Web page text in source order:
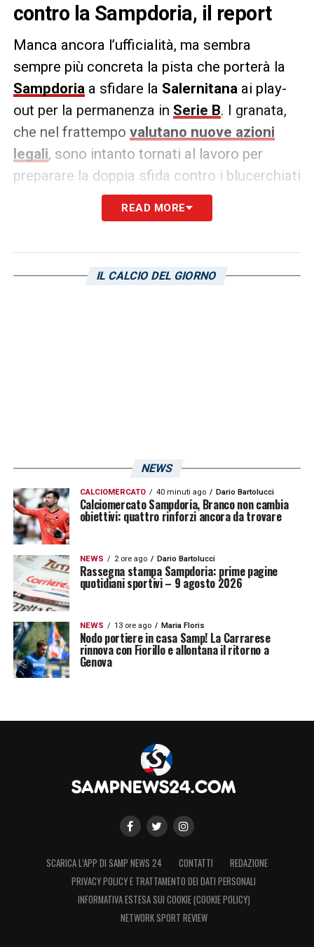
contro la Sampdoria, il report
Manca ancora l’ufficialità, ma sembra
sempre più concreta la pista che porterà la
Sampdoriaa sfidare la Salernitanaai play-
out per la permanenza in Serie B. I granata,
che nel frattempo valutano nuove azioni
legali, sono intanto tornati al lavoro per
preparare la doppia sfida contro i blucerchiati
Alberico Evani. Di seguito il report della
loro seduta odierna, pubblicato sul sito
«Ripresa degli allenamenti questo
LA PLAYLIST DELLE NOSTRE TOP NEWS
READ MORE
IL CALCIO DEL GIORNO
NEWS
CALCIOMERCATO 40 minuti ago Dario Bartolucci
Calciomercato Sampdoria, Branco non cambia
obiettivi: quattro rinforzi ancora da trovare
NEWS 2 ore ago Dario Bartolucci
Rassegna stampa Sampdoria: prime pagine
quotidiani sportivi – 9 agosto 2026
NEWS 13 ore ago Maria Floris
Nodo portiere in casa Samp! La Carrarese
rinnova con Fiorillo e allontana il ritorno a
Genova
SCARICA L’APP DI SAMP NEWS 24 CONTATTI
REDAZIONE
PRIVACY POLICY E TRATTAMENTO DEI DATI PERSONALI
INFORMATIVA ESTESA SUI COOKIE (COOKIE POLICY)
NETWORK SPORT REVIEW